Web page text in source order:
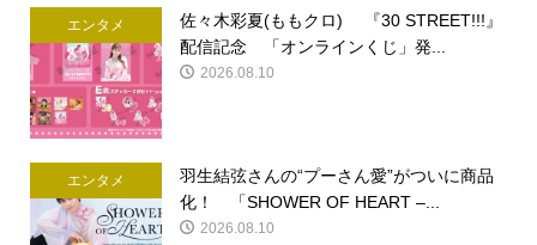
エンタメ
佐々木彩夏(ももクロ) 『30 STREET!!!』
配信記念 「オンラインくじ」発...
2026.08.10
エンタメ
羽生結弦さんの“プーさん愛”がついに商品
化！ 「SHOWER OF HEART –...
2026.08.10